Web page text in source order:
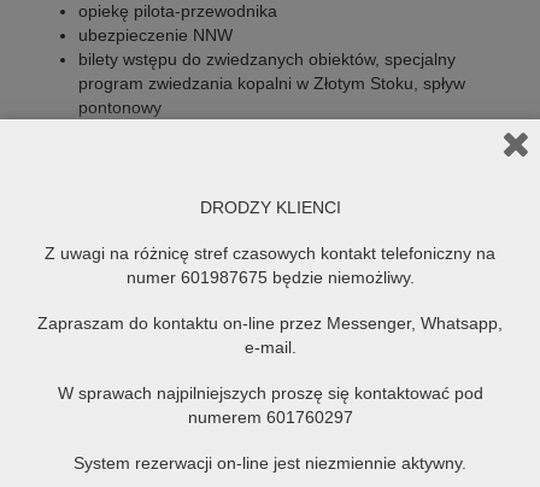
opiekę pilota-przewodnika
ubezpieczenie NNW
bilety wstępu do zwiedzanych obiektów, specjalny
program zwiedzania kopalni w Złotym Stoku, spływ
pontonowy
Czytaj więcej...
DRODZY KLIENCI
Z uwagi na różnicę stref czasowych kontakt telefoniczny na
numer 601987675 będzie niemożliwy.
Zapraszam do kontaktu on-line przez Messenger, Whatsapp,
e-mail.
W sprawach najpilniejszych proszę się kontaktować pod
numerem 601760297
System rezerwacji on-line jest niezmiennie aktywny.